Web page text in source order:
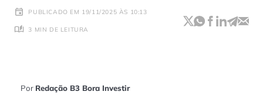
PUBLICADO EM 19/11/2025 ÀS 10:13
3 MIN DE LEITURA
Por Redação B3 Bora Investir